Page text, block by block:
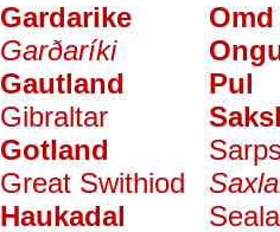
Gardarike
Garðaríki
Gautland
Gibraltar
Gotland
Great Swithiod
Haukadal
Omd
Pul